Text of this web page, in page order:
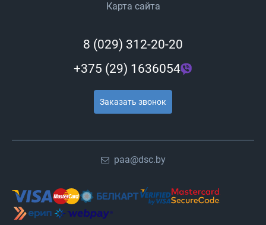
Карта сайта
8 (029) 312-20-20
+375 (29) 1636054
Заказать звонок
paa@dsc.by